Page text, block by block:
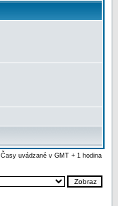
Časy uvádzané v GMT + 1 hodina